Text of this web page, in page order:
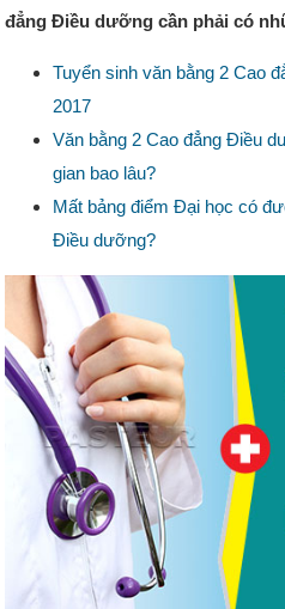
đẳng Điều dưỡng cần phải có
Tuyển sinh văn bằng 2 Cao
2017
Văn bằng 2 Cao đẳng Điều
gian bao lâu?
Mất bảng điểm Đại học có
Điều dưỡng?